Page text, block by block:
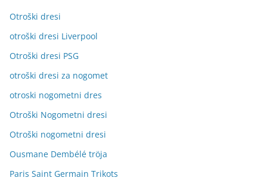
Otroški dresi
otroški dresi Liverpool
Otroški dresi PSG
otroški dresi za nogomet
otroski nogometni dres
Otroški Nogometni dresi
Otroški nogometni dresi
Ousmane Dembélé tröja
Paris Saint Germain Trikots